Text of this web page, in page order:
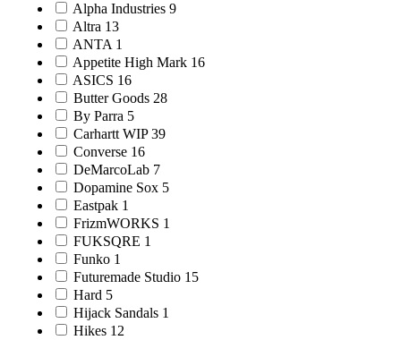
Alpha Industries 9
Altra 13
ANTA 1
Appetite High Mark 16
ASICS 16
Butter Goods 28
By Parra 5
Carhartt WIP 39
Converse 16
DeMarcoLab 7
Dopamine Sox 5
Eastpak 1
FrizmWORKS 1
FUKSQRE 1
Funko 1
Futuremade Studio 15
Hard 5
Hijack Sandals 1
Hikes 12